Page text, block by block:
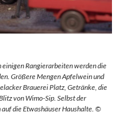
Rangierarbeiten werden die
Größere Mengen Apfelwein und
Brauerei Platz, Getränke, die
von Wimo-Sip. Selbst der
die Etwashäuser Haushalte. ©